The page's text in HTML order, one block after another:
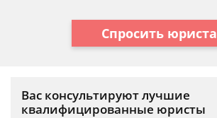
Спросить юриста
Вас консультируют лучшие
квалифицированные юристы